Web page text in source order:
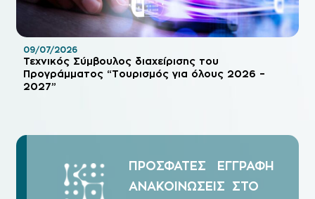
Τεχνικός Σύμβουλος διαχείρισης του
Προγράμματος “Τουρισμός για όλους 2026 –
2027”
09/07/2026
ΠΡΟΣΦΑΤΕΣ
ΑΝΑΚΟΙΝΩΣΕΙΣ
ΕΓΓΡΑΦΗ
ΣΤΟ